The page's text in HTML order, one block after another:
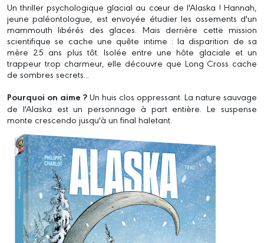
Un thriller psychologique glacial au cœur de l'Alaska ! Hannah,
jeune paléontologue, est envoyée étudier les ossements d'un
mammouth libérés des glaces. Mais derrière cette mission
scientifique se cache une quête intime : la disparition de sa
mère 25 ans plus tôt. Isolée entre une hôte glaciale et un
trappeur trop charmeur, elle découvre que Long Cross cache
de sombres secrets...
Pourquoi on aime ?Un huis clos oppressant. La nature sauvage
de l'Alaska est un personnage à part entière. Le suspense
monte crescendo jusqu'à un final haletant.